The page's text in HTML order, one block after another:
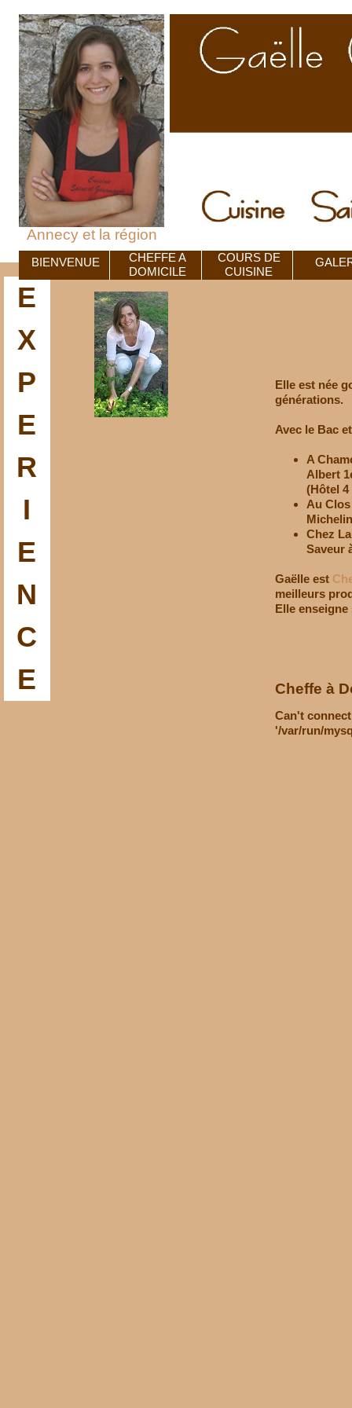
Annecy et la région
BIENVENUE
CHEFFE A
DOMICILE
COURS DE
CUISINE
E
X
P
E
R
I
E
N
C
E
Elle est née
générations.
Avec le Bac
A
Albert
(Hôtel
Au
Chez
Saveur
Gaëlle est
meilleurs
Elle
Cheffe à
Can't
'/var/run/